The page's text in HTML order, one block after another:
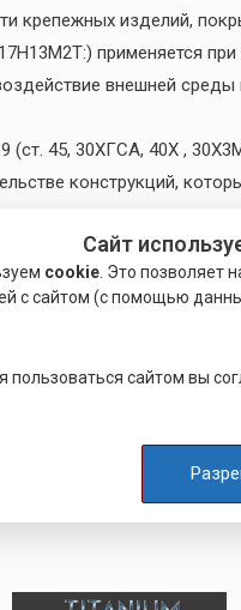
крепежных изделий,
применяется при
внешней
(ст. 45, 30ХГСА, 40Х ,
конструкций,
и обусловлена
также применением в
работы,
термическая
заказов
Сайт
cookie . Это позволяет
с сайтом (с помощью
пользоваться сайтом вы